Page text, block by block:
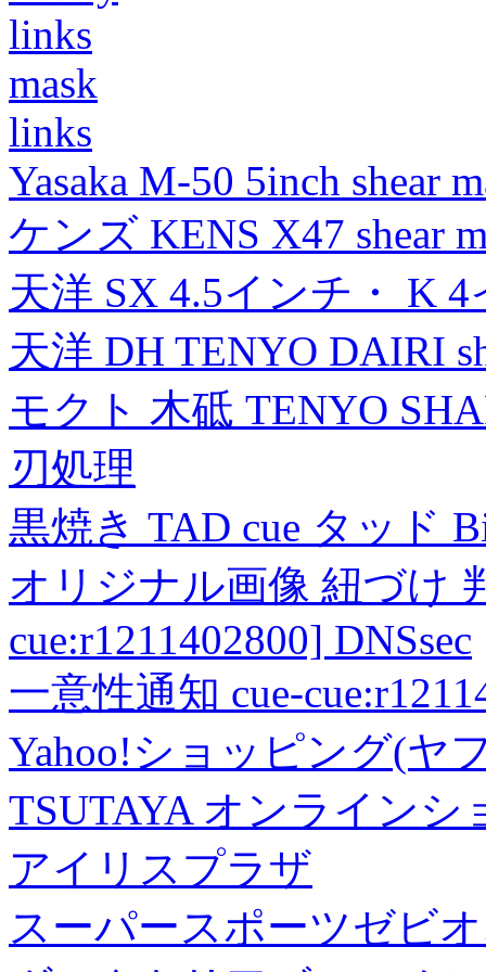
links
mask
links
Yasaka M-50 5inch shear
ケンズ KENS X47 shear
天洋 SX 4.5インチ・ K
天洋 DH TENYO DAIRI
モクト 木砥 TENYO
刃処理
黒焼き TAD cue タッド
オリジナル画像 紐づけ
cue:r1211402800] DNSsec
一意性通知 cue-
Yahoo!ショッピング(ヤ
TSUTAYA オンラインシ
アイリスプラザ
スーパースポーツゼビ